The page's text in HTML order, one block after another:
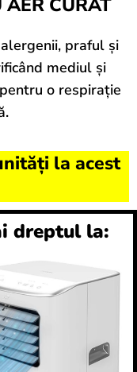
AER CURAT
praful și
mediul și
o respirație
la acest
dreptul la: